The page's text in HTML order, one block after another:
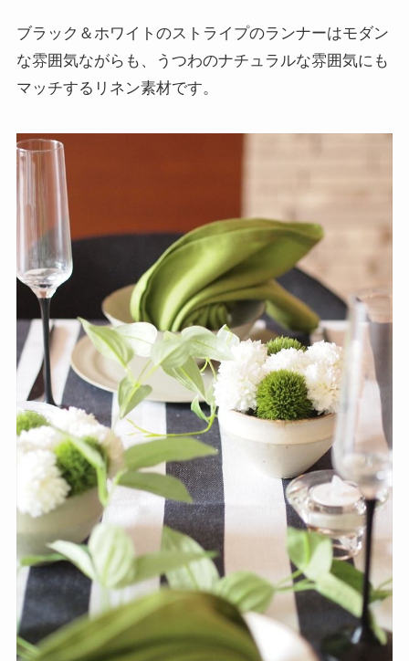
ブラック＆ホワイトのストライプのランナーはモダン
な雰囲気ながらも、うつわのナチュラルな雰囲気にも
マッチするリネン素材です。